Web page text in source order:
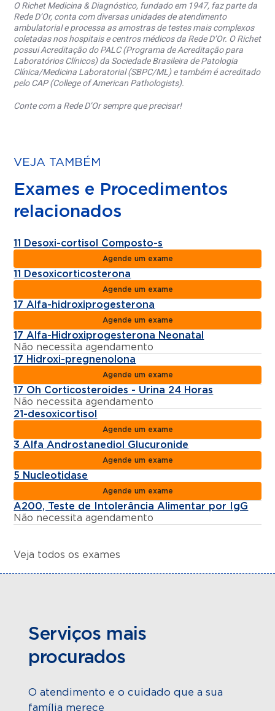
O Richet Medicina & Diagnóstico, fundado em 1947, faz parte da
Rede D’Or, conta com diversas unidades de atendimento
ambulatorial e processa as amostras de testes mais complexos
coletadas nos hospitais e centros médicos da Rede D’Or. O Richet
possui Acreditação do PALC (Programa de Acreditação para
Laboratórios Clínicos) da Sociedade Brasileira de Patologia
Clínica/Medicina Laboratorial (SBPC/ML) e também é acreditado
pelo CAP (College of American Pathologists).
Conte com a Rede D’Or sempre que precisar!
VEJA TAMBÉM
Exames e Procedimentos
relacionados
11 Desoxi-cortisol Composto-s
Agende um exame
11 Desoxicorticosterona
Agende um exame
17 Alfa-hidroxiprogesterona
Agende um exame
17 Alfa-Hidroxiprogesterona Neonatal
Não necessita agendamento
17 Hidroxi-pregnenolona
Agende um exame
17 Oh Corticosteroides - Urina 24 Horas
Não necessita agendamento
21-desoxicortisol
Agende um exame
3 Alfa Androstanediol Glucuronide
Agende um exame
5 Nucleotidase
Agende um exame
A200, Teste de Intolerância Alimentar por IgG
Não necessita agendamento
Veja todos os exames
Serviços mais
procurados
O atendimento e o cuidado que a sua
família merece